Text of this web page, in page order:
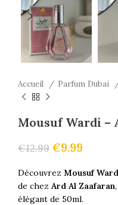
Accueil Parfum Dubai
Mousuf Wardi –
€12.99 €9.99
Découvrez Mousuf
de chez Ard Al Zaafaran
élégant de 50ml.